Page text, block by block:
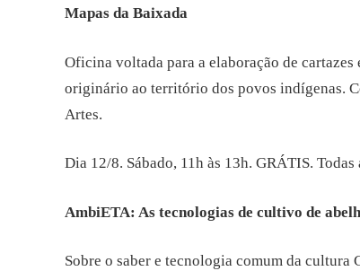
Mapas da Baixada
Oficina voltada para a elaboração de
originário ao território dos povos indígenas.
Artes.
Dia 12/8. Sábado, 11h às 13h. GRÁTIS. Todas
AmbiETA: As tecnologias de cultivo de
Sobre o saber e tecnologia comum da